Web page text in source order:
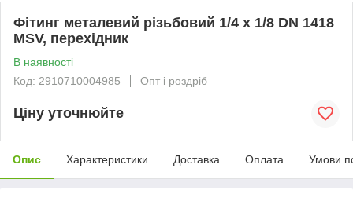
Фітинг металевий різьбовий 1/4 х 1/8 DN 1418
MSV, перехідник
В наявності
Код: 2910710004985
Опт і роздріб
Ціну уточнюйте
Опис Характеристики Доставка Оплата Умови